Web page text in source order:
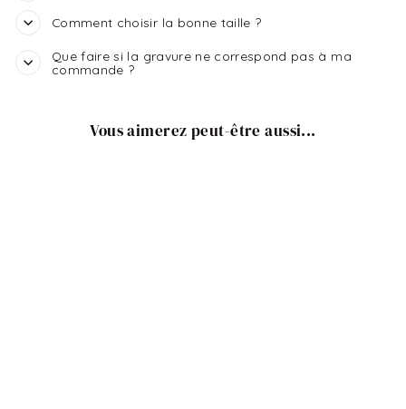
Comment choisir la bonne taille ?
Que faire si la gravure ne correspond pas à ma
commande ?
Vous aimerez peut-être aussi...